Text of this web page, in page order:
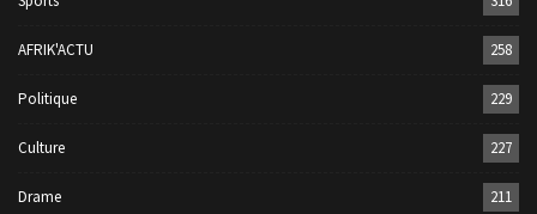
AFRIK'ACTU 258
Politique 229
Culture 227
Drame 211